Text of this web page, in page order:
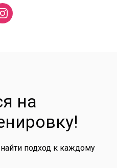
на
подход к каждому